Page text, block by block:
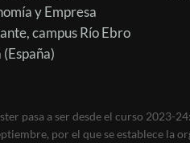
y Empresa
campus Río Ebro
pasa a ser desde el curso
por el que se establece la